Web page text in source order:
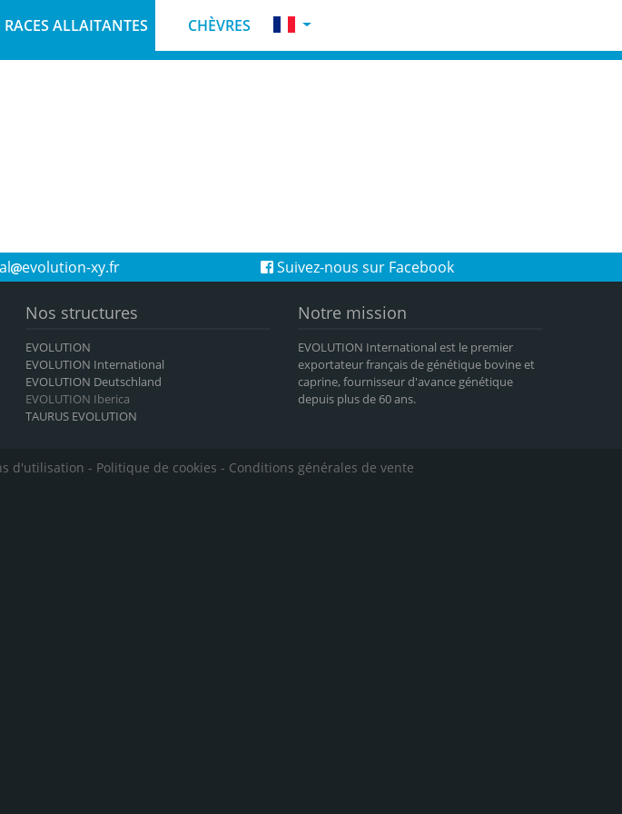
RACES ALLAITANTES CHÈVRES
evolution-xy.fr Suivez-nous sur Facebook
Nos structures
EVOLUTION
EVOLUTION International
EVOLUTION Deutschland
EVOLUTION Iberica
TAURUS EVOLUTION
Notre mission
EVOLUTION International est le premier
exportateur français de génétique bovine et
caprine, fournisseur d'avance génétique
depuis plus de 60 ans.
d'utilisation - Politique de cookies - Conditions générales de vente